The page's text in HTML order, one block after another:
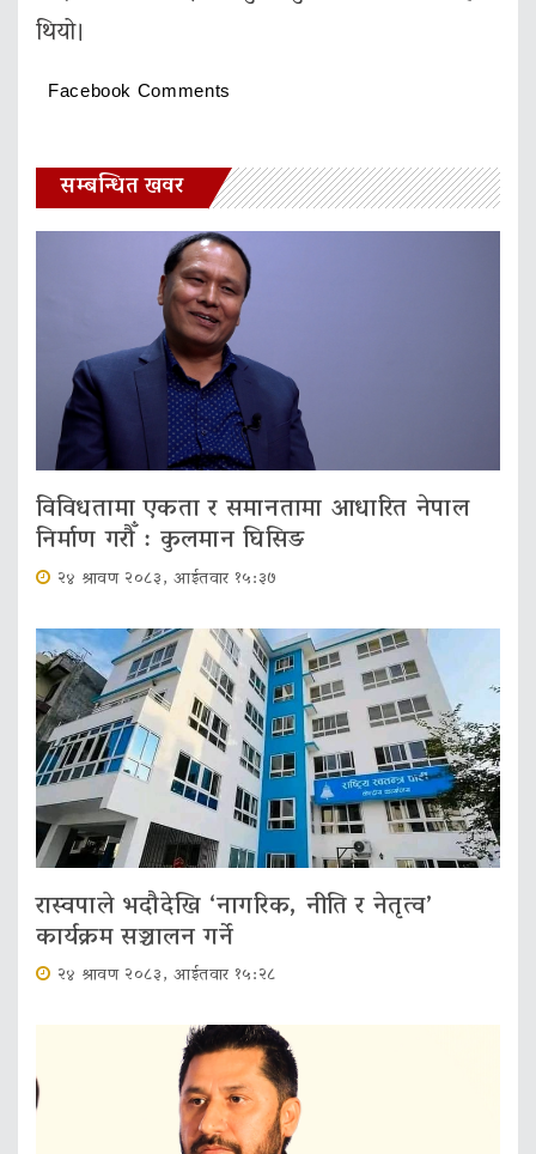
थियो।
Facebook Comments
सम्बन्धित खवर
विविधतामा एकता र समानतामा आधारित नेपाल
निर्माण गरौँ : कुलमान घिसिङ
२४ श्रावण २०८३, आईतवार १५:३७
रास्वपाले भदौदेखि ‘नागरिक, नीति र नेतृत्व’
कार्यक्रम सञ्चालन गर्ने
२४ श्रावण २०८३, आईतवार १५:२८